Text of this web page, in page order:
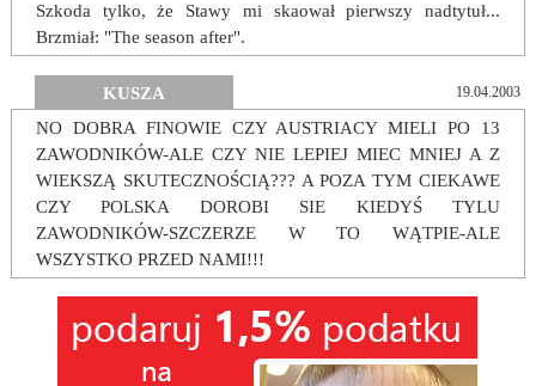
Szkoda tylko, że Stawy mi skaował pierwszy nadtytuł...
Brzmiał: "The season after".
KUSZA 19.04.2003
NO DOBRA FINOWIE CZY AUSTRIACY MIELI PO 13
ZAWODNIKÓW-ALE CZY NIE LEPIEJ MIEC MNIEJ A Z
WIEKSZĄ SKUTECZNOŚCIĄ??? A POZA TYM CIEKAWE
CZY POLSKA DOROBI SIE KIEDYŚ TYLU
ZAWODNIKÓW-SZCZERZE W TO WĄTPIE-ALE
WSZYSTKO PRZED NAMI!!!